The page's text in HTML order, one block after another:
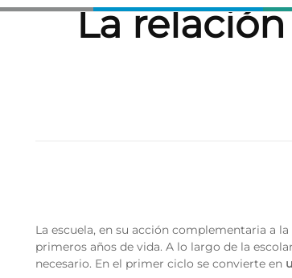
La
La escuela, en su acción complementaria a
primeros años de vida. A lo largo de la
necesario. En el primer ciclo se convierte en